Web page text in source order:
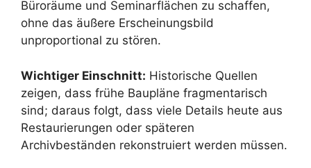
Büroräume und Seminarflächen zu schaffen,
ohne das äußere Erscheinungsbild
unproportional zu stören.
Wichtiger Einschnitt: Historische Quellen
zeigen, dass frühe Baupläne fragmentarisch
sind; daraus folgt, dass viele Details heute aus
Restaurierungen oder späteren
Archivbeständen rekonstruiert werden müssen.